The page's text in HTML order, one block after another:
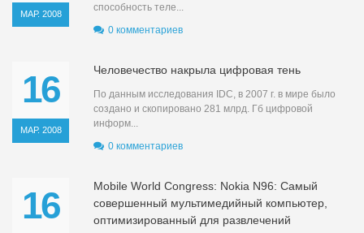
МАР. 2008
способность теле...
0 комментариев
16
МАР. 2008
Человечество накрыла цифровая тень
По данным исследования IDC, в 2007 г. в мире было
создано и скопировано 281 млрд. Гб цифровой
информ...
0 комментариев
16
Mobile World Congress: Nokia N96: Самый
совершенный мультимедийный компьютер,
оптимизированный для развлечений